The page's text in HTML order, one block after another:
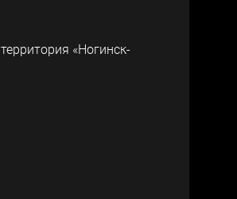
территория «Ногинск-